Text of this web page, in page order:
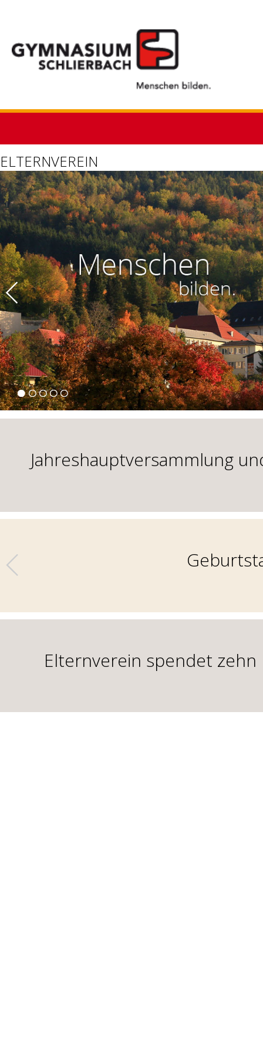
ELTERNVEREIN
Jahreshauptversammlung
Elternverein spendet